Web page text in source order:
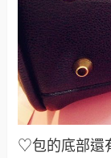
♡包的底部還